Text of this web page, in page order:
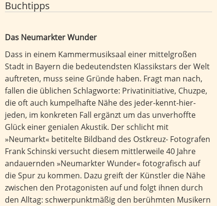
Buchtipps
Das Neumarkter Wunder
Dass in einem Kammermusiksaal einer mittelgroßen
Stadt in Bayern die bedeutendsten Klassikstars der Welt
auftreten, muss seine Gründe haben. Fragt man nach,
fallen die üblichen Schlagworte: Privatinitiative, Chuzpe,
die oft auch kumpelhafte Nähe des jeder-kennt-hier-
jeden, im konkreten Fall ergänzt um das unverhoffte
Glück einer genialen Akustik. Der schlicht mit
»Neumarkt« betitelte Bildband des Ostkreuz- Fotografen
Frank Schinski versucht diesem mittlerweile 40 Jahre
andauernden »Neumarkter Wunder« fotografisch auf
die Spur zu kommen. Dazu greift der Künstler die Nähe
zwischen den Protagonisten auf und folgt ihnen durch
den Alltag: schwerpunktmäßig den berühmten Musikern